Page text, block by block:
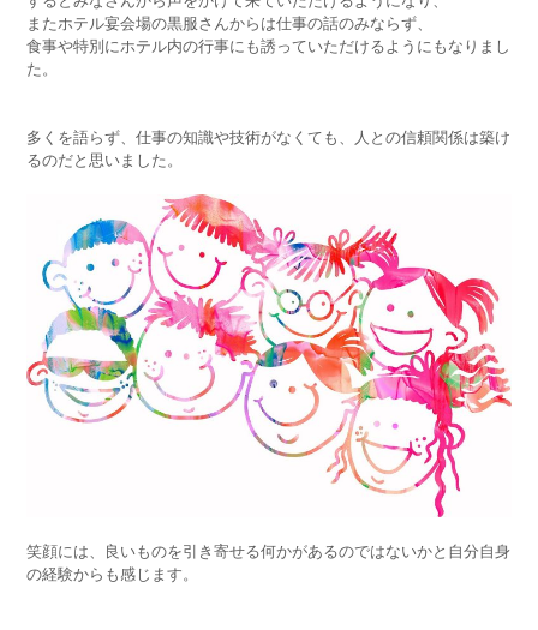
またホテル宴会場の黒服さんからは仕事の話のみならず、
食事や特別にホテル内の行事にも誘っていただけるようにもなりまし
た。
多くを語らず、仕事の知識や技術がなくても、人との信頼関係は築け
るのだと思いました。
笑顔には、良いものを引き寄せる何かがあるのではないかと自分自身
の経験からも感じます。